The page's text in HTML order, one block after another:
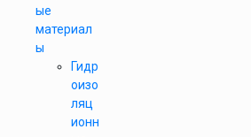
ые
материал
ы
Гидр
оизо
ляц
ионн